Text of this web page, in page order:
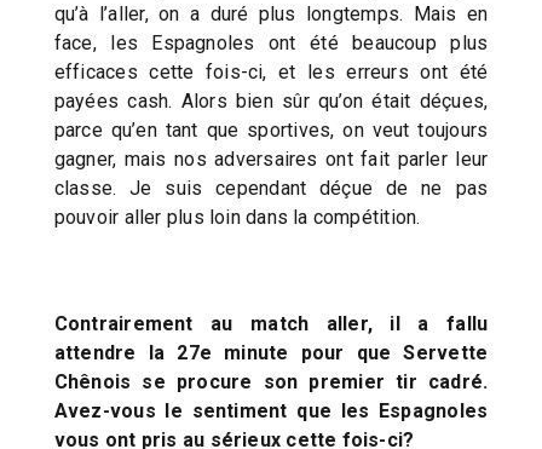
qu’à l’aller, on a duré plus longtemps. Mais en
face, les Espagnoles ont été beaucoup plus
efficaces cette fois-ci, et les erreurs ont été
payées cash. Alors bien sûr qu’on était déçues,
parce qu’en tant que sportives, on veut toujours
gagner, mais nos adversaires ont fait parler leur
classe. Je suis cependant déçue de ne pas
pouvoir aller plus loin dans la compétition.
Contrairement au match aller, il a fallu
attendre la 27e minute pour que Servette
Chênois se procure son premier tir cadré.
Avez-vous le sentiment que les Espagnoles
vous ont pris au sérieux cette fois-ci?